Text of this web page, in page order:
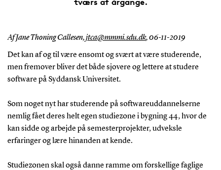
Af Jane Thoning Callesen,jtca@mmmi.sdu.dk,06-11-2019
Det kan af og til være ensomt og svært at være studerende,
men fremover bliver det både sjovere og lettere at studere
software på Syddansk Universitet.
Som noget nyt har studerende på softwareuddannelserne
nemlig fået deres helt egen studiezone i bygning 44, hvor de
kan sidde og arbejde på semesterprojekter, udveksle
erfaringer og lære hinanden at kende.
Studiezonen skal også danne ramme om forskellige faglige